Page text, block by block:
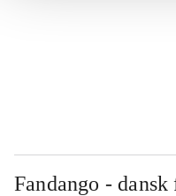
Fandango - dansk